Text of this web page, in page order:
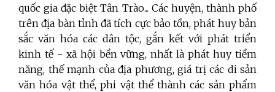
quốc gia đặc biệt Tân Trào... Các huyện, thành phố
trên địa bàn tỉnh đã tích cực bảo tồn, phát huy bản
sắc văn hóa các dân tộc, gắn kết với phát triển
kinh tế - xã hội bền vững, nhất là phát huy tiềm
năng, thế mạnh của địa phương, giá trị các di sản
văn hóa vật thể, phi vật thể thành các sản phẩm